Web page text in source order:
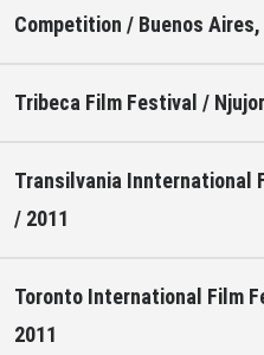
Competition / Buenos
Tribeca Film Festival /
Transilvania Innternational
/ 2011
Toronto International Film
2011